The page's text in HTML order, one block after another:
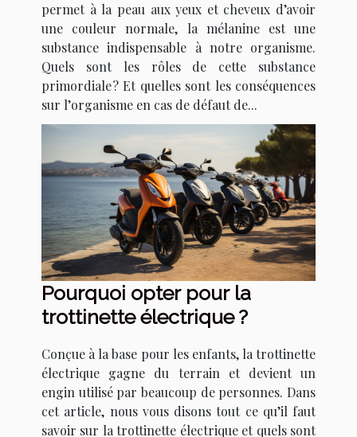
permet à la peau aux yeux et cheveux d’avoir
une couleur normale, la mélanine est une
substance indispensable à notre organisme.
Quels sont les rôles de cette substance
primordiale ? Et quelles sont les conséquences
sur l’organisme en cas de défaut de...
Pourquoi opter pour la
trottinette électrique ?
Conçue à la base pour les enfants, la trottinette
électrique gagne du terrain et devient un
engin utilisé par beaucoup de personnes. Dans
cet article, nous vous disons tout ce qu’il faut
savoir sur la trottinette électrique et quels sont